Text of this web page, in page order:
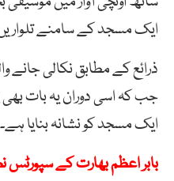
ایک مسجد کے سامنے تلواریں
ذرائع کے مطابق نکالی جانے
جب کہ اسی دوران یہ بات
ایک مسجد کو نشانہ بنایا ہے۔
بابر اعظم بھارت کے